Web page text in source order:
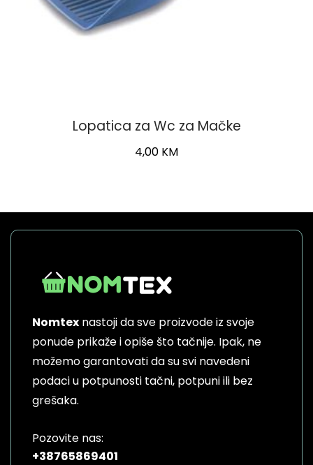
Lopatica za Wc za Mačke
4,00 KM
Nomtex nastoji da sve proizvode iz svoje
ponude prikaže i opiše što tačnije. Ipak, ne
možemo garantovati da su svi navedeni
podaci u potpunosti tačni, potpuni ili bez
grešaka.
Pozovite nas:
+38765869401